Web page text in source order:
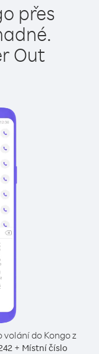
přes
Out
volání do Kongo z
+ Místní číslo